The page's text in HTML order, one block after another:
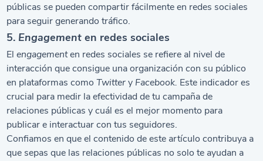
públicas se pueden compartir fácilmente en redes sociales
para seguir generando tráfico.
5. Engagement en redes sociales
Elengagementen redes sociales se refiere al nivel de
interacción que consigue una organización con su público
en plataformas comoTwittery Facebook. Este indicador es
crucial para medir la efectividad de tu campaña de
relaciones públicas y cuál es el mejor momento para
publicar e interactuar con tus seguidores.
Confiamos en que el contenido de este artículo contribuya a
que sepas que las relaciones públicas no solo te ayudan a